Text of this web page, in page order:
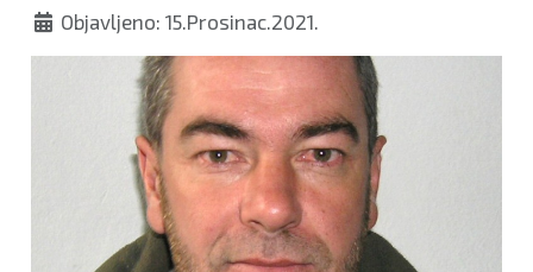
Objavljeno: 15.Prosinac.2021.